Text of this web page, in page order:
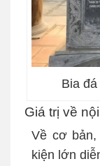
Bia
Giá trị về
Về cơ
kiện lớn